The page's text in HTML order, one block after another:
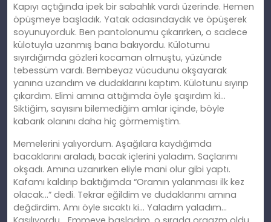
Kapıyı açtığında ipek bir sabahlık vardı üzerinde. Hemen
öpüşmeye başladık. Yatak odasındaydık ve öpüşerek
soyunuyorduk. Ben pantolonumu çıkarırken, o sadece
külotuyla uzanmış bana bakıyordu. Külotumu
sıyırdığımda gözleri kocaman olmuştu, yüzünde
tebessüm vardı. Bembeyaz vücudunu okşayarak
yanına uzandım ve dudaklarını kaptım. Külotunu sıyırıp
çıkardım. Elimi amına attığımda öyle şaşırdım ki…
Siktiğim, sayısını bilemediğim amlar içinde, böyle
kabarık olanını daha hiç görmemiştim.
Memelerini yalıyordum. Aşağılara kaydığımda
bacaklarını araladı, bacak içlerini yaladım. Saçlarımı
okşadı. Amına uzanırken eliyle mani olur gibi yaptı.
Kafamı kaldırıp baktığımda “Oramın yalanması ilk kez
olacak…” dedi. Tekrar eğildim ve dudaklarımı amına
değdirdim. Amı öyle sıcaktı ki… Yaladım yaladım…